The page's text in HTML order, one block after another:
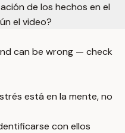
de los hechos en el
el video?
can be wrong — check
está en la mente, no
con ellos